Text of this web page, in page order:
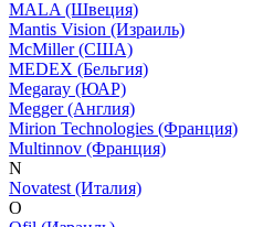
MALA (Швеция)
Mantis Vision (Израиль)
McMiller (США)
MEDEX (Бельгия)
Megaray (ЮАР)
Megger (Англия)
Mirion Technologies (Франция)
Multinnov (Франция)
N
Novatest (Италия)
O